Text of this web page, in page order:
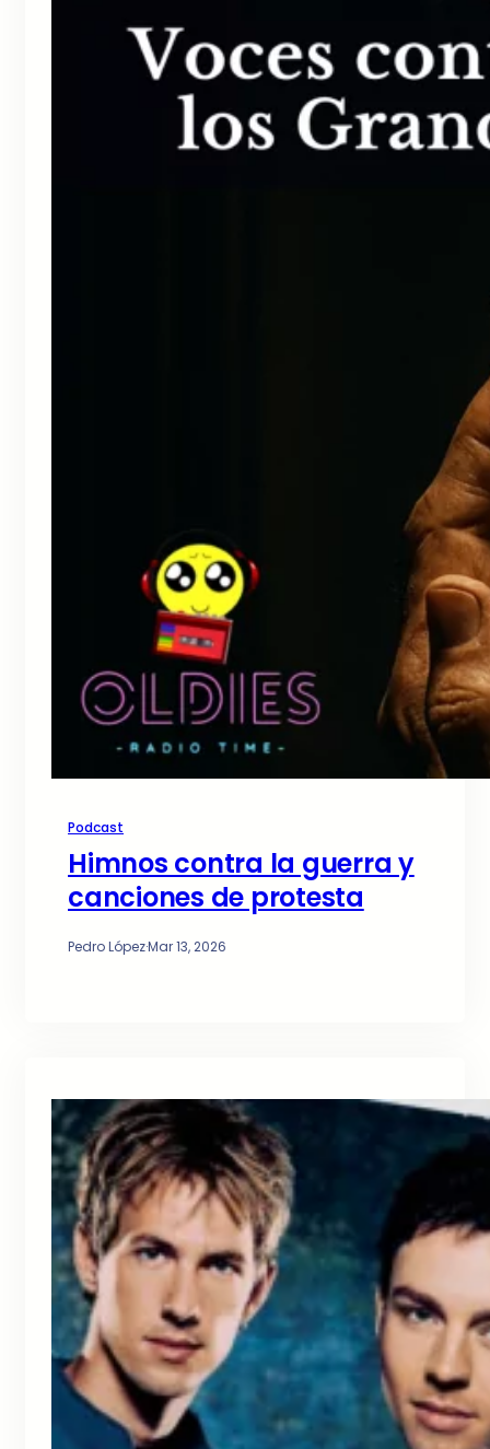
Podcast
Himnos contra la guerra y
canciones de protesta
Pedro López·Mar 13, 2026